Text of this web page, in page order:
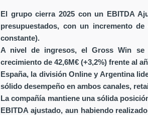
El grupo cierra 2025 con un EBITDA
presupuestados, con un incremento
constante).
A nivel de ingresos, el Gross Win se
crecimiento de 42,6M€ (+3,2%) frente al
España, la división Online y Argentina
sólido desempeño en ambos canales,
La compañía mantiene una sólida
EBITDA ajustado, aun habiendo